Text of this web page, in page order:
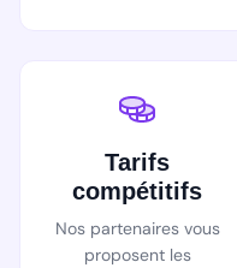
Tarifs
compétitifs
Nos partenaires vous
proposent les